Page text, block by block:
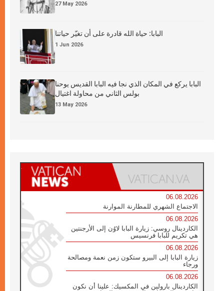
27 May 2026
البابا: حياة الله قادرة على أن تغيّر حياتنا
1 Jun 2026
البابا يركع في المكان الذي نجا فيه البابا القديس يوحنا
بولس الثاني من محاولة اغتيال
13 May 2026
06.08.2026
الاجتماع الشهري للمطارنة الموارنة
06.08.2026
الكاردينال روسي: زيارة البابا لاوُن إلى الأرجنتين
هي تكريم للبابا فرنسيس
06.08.2026
زيارة البابا إلى البيرو ستكون زمن نعمة ومصالحة
ورجاء
06.08.2026
الكاردينال بارولين في المكسيك: علينا أن نكون